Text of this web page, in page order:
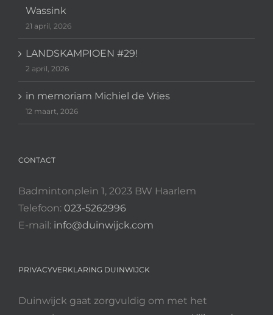
Wassink
21 april, 2026
LANDSKAMPIOEN #29!
2 april, 2026
in memoriam Michiel de Vries
12 maart, 2026
CONTACT
Badmintonplein 1, 2023 BW Haarlem
Telefoon: 023-5262996
E-mail: info@duinwijck.com
PRIVACYVERKLARING DUINWIJCK
Duinwijck gaat zorgvuldig om met het